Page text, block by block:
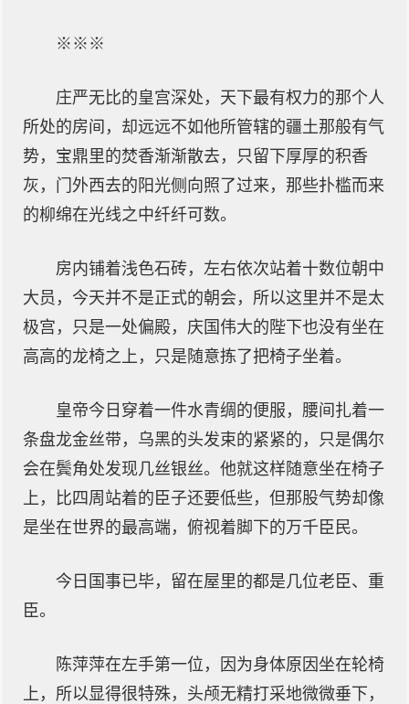
※※※
庄严无比的皇宫深处，天下最有权力的那个人
所处的房间，却远远不如他所管辖的疆土那般有气
势，宝鼎里的焚香渐渐散去，只留下厚厚的积香
灰，门外西去的阳光侧向照了过来，那些扑槛而来
的柳绵在光线之中纤纤可数。
房内铺着浅色石砖，左右依次站着十数位朝中
大员，今天并不是正式的朝会，所以这里并不是太
极宫，只是一处偏殿，庆国伟大的陛下也没有坐在
高高的龙椅之上，只是随意拣了把椅子坐着。
皇帝今日穿着一件水青绸的便服，腰间扎着一
条盘龙金丝带，乌黑的头发束的紧紧的，只是偶尔
会在鬓角处发现几丝银丝。他就这样随意坐在椅子
上，比四周站着的臣子还要低些，但那股气势却像
是坐在世界的最高端，俯视着脚下的万千臣民。
今日国事已毕，留在屋里的都是几位老臣、重
臣。
陈萍萍在左手第一位，因为身体原因坐在轮椅
上，所以显得很特殊，头颅无精打采地微微垂下，